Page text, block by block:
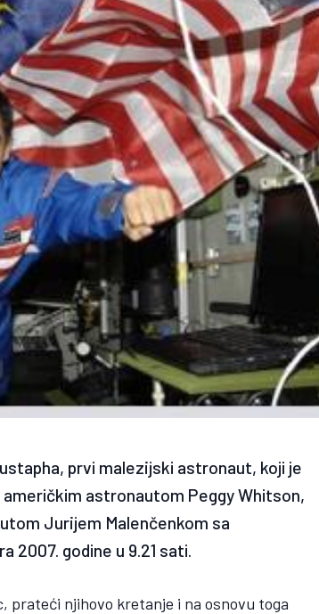
prvi malezijski astronaut, koji je
astronautom Peggy Whitson,
Jurijem Malenčenkom sa
2007. godine u 9.21 sati.
prateći njihovo kretanje i na osnovu toga